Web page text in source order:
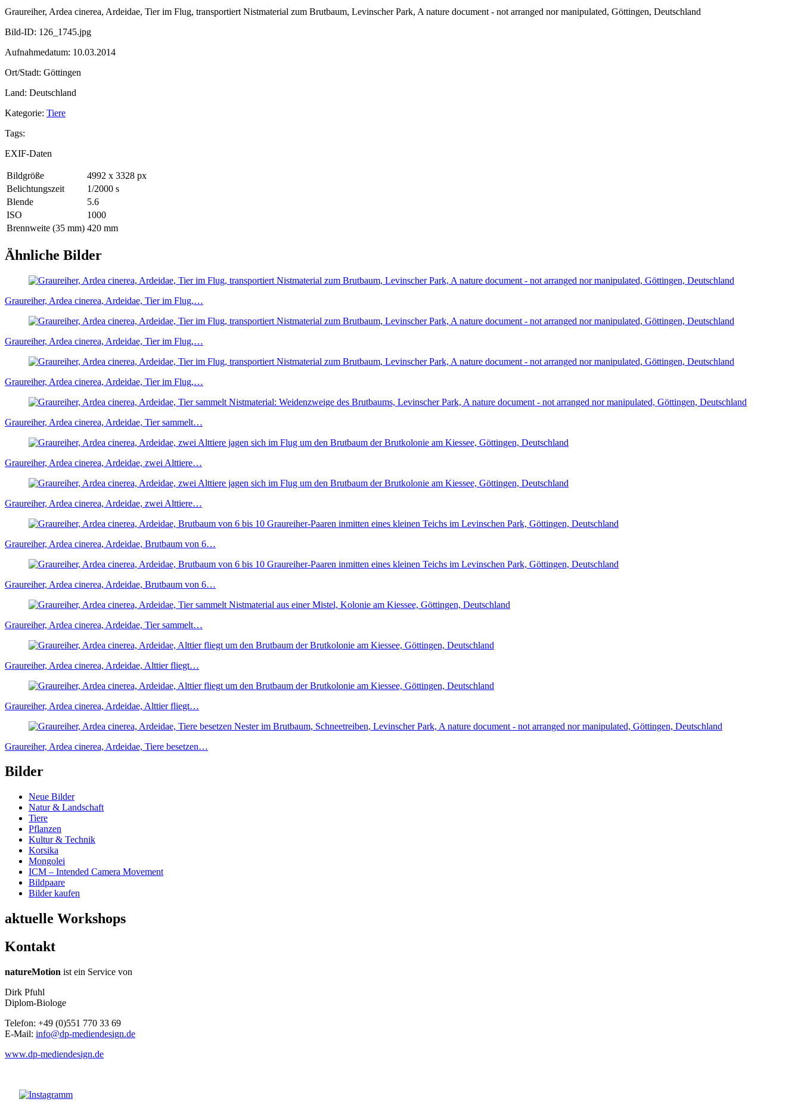
Graureiher, Ardea cinerea, Ardeidae, Tier im Flug, transportiert Nistmaterial zum Brutbaum, Levinscher Park, A nature document - not arranged nor manipulated, Göttingen, Deutschland
Bild-ID: 126_1745.jpg
Aufnahmedatum: 10.03.2014
Ort/Stadt: Göttingen
Land: Deutschland
Kategorie: Tiere
Tags:
EXIF-Daten
Bildgröße
4992 x 3328 px
Belichtungszeit
1/2000 s
Blende
5.6
ISO
1000
Brennweite (35 mm) 420 mm
Ähnliche Bilder
Graureiher, Ardea cinerea, Ardeidae, Tier im Flug,…
Graureiher, Ardea cinerea, Ardeidae, Tier im Flug,…
Graureiher, Ardea cinerea, Ardeidae, Tier im Flug,…
Graureiher, Ardea cinerea, Ardeidae, Tier sammelt…
Graureiher, Ardea cinerea, Ardeidae, zwei Alttiere…
Graureiher, Ardea cinerea, Ardeidae, zwei Alttiere…
Graureiher, Ardea cinerea, Ardeidae, Brutbaum von 6…
Graureiher, Ardea cinerea, Ardeidae, Brutbaum von 6…
Graureiher, Ardea cinerea, Ardeidae, Tier sammelt…
Graureiher, Ardea cinerea, Ardeidae, Alttier fliegt…
Graureiher, Ardea cinerea, Ardeidae, Alttier fliegt…
Graureiher, Ardea cinerea, Ardeidae, Tiere besetzen…
Bilder
Neue Bilder
Natur & Landschaft
Tiere
Pflanzen
Kultur & Technik
Korsika
Mongolei
ICM – Intended Camera Movement
Bildpaare
Bilder kaufen
aktuelle Workshops
Kontakt
natureMotion ist ein Service von
Dirk Pfuhl
Diplom-Biologe
Telefon: +49 (0)551 770 33 69
E-Mail: info@dp-mediendesign.de
www.dp-mediendesign.de